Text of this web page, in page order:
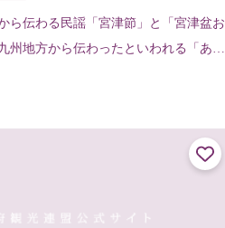
ら伝わる民謡「宮津節」と「宮津盆お
州地方から伝わったといわれる「あい